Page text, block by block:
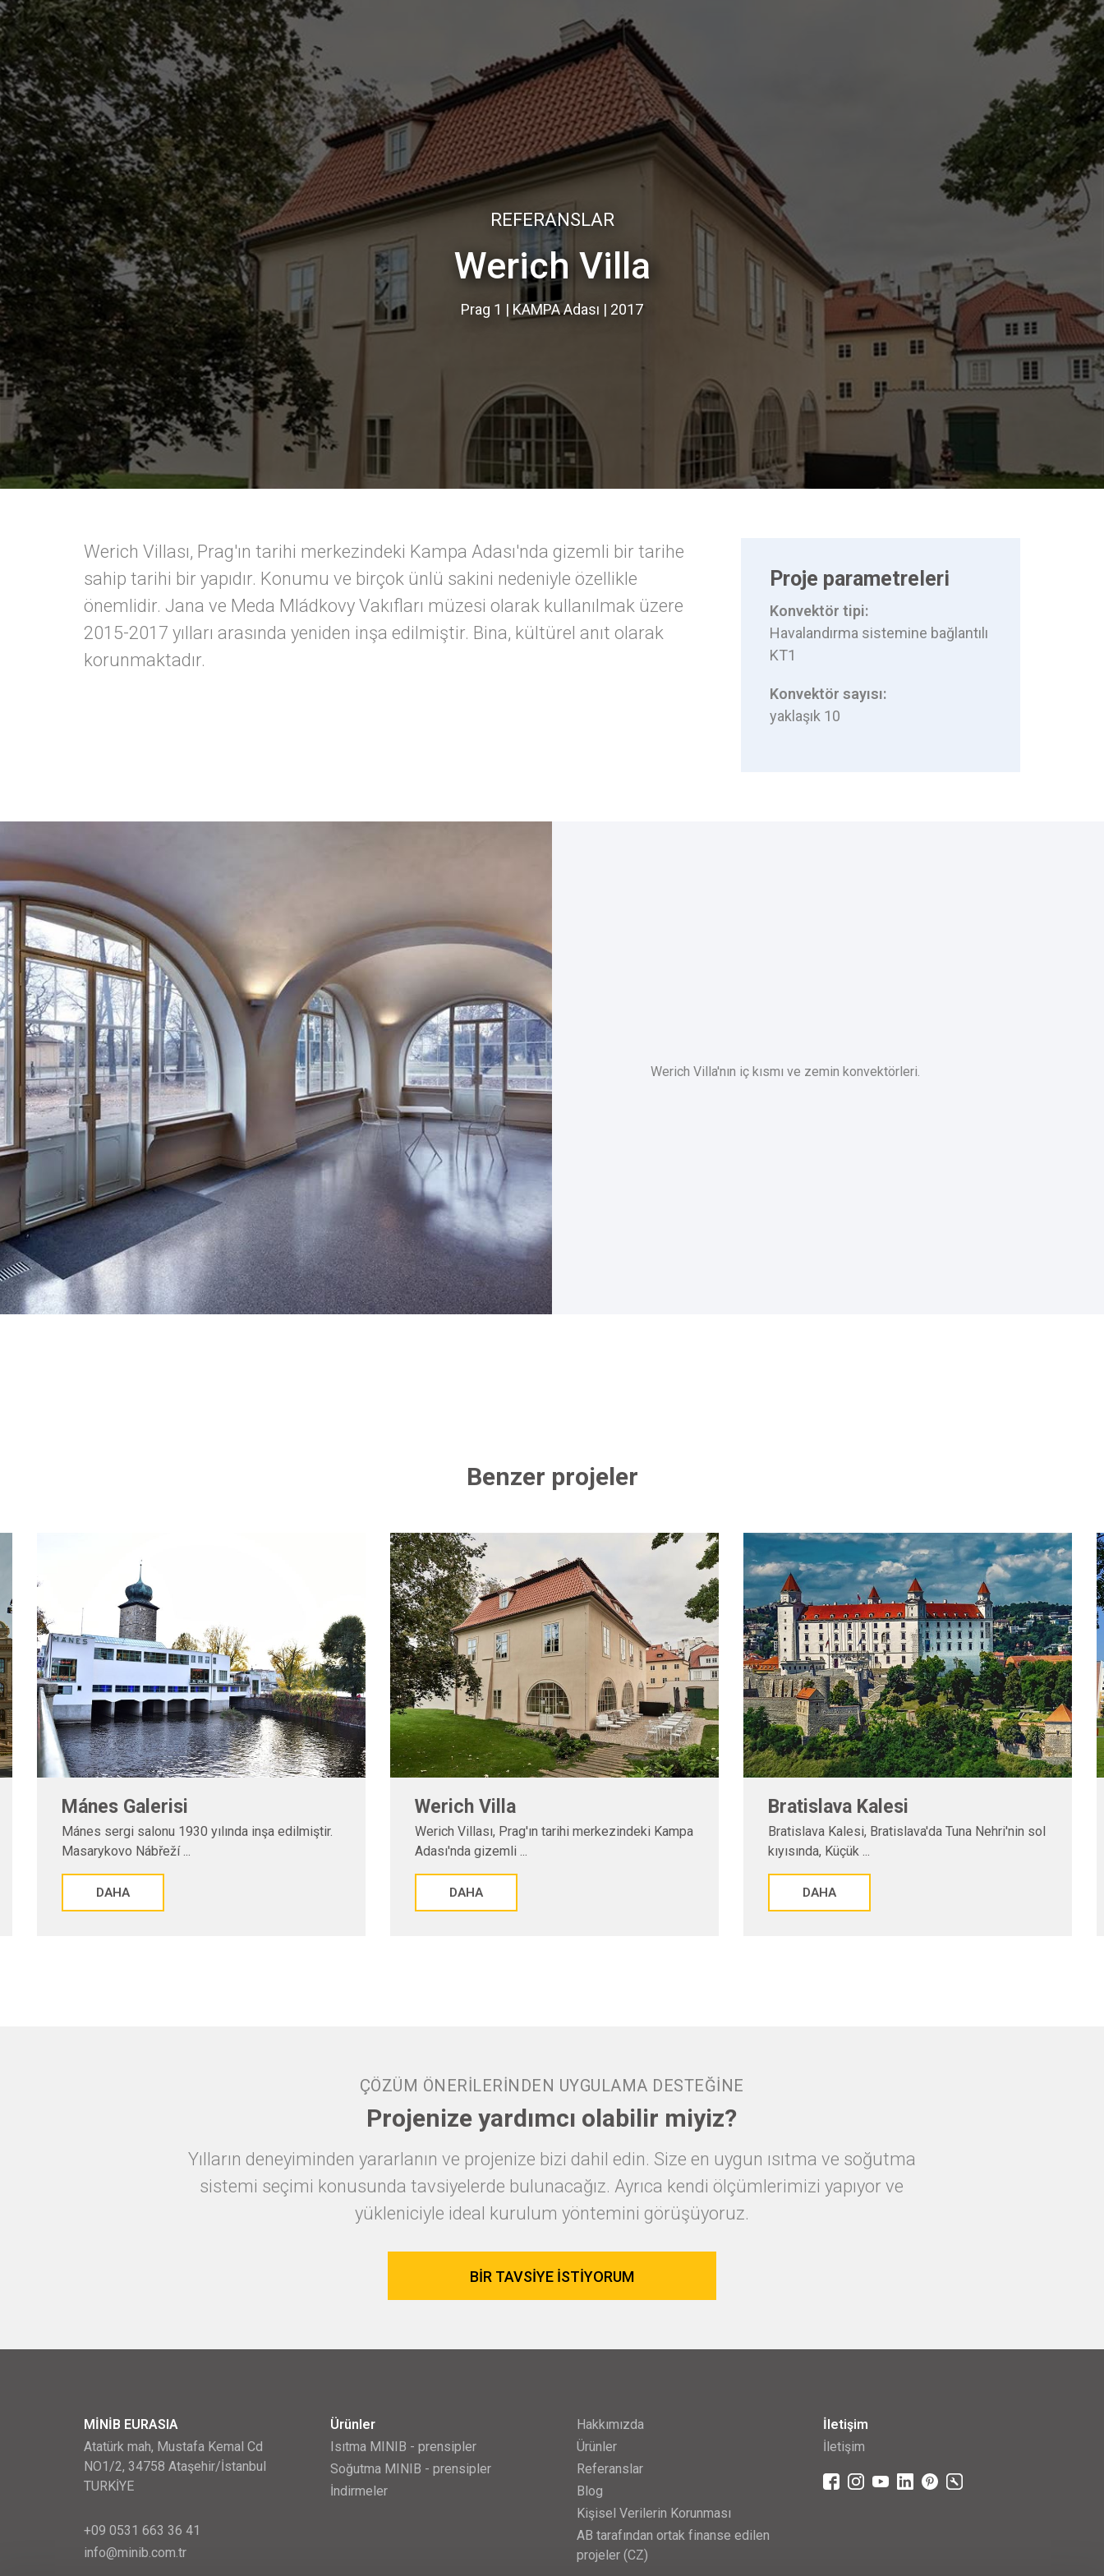
REFERANSLAR
Werich Villa
Prag 1 | KAMPA Adası | 2017
Werich Villası, Prag'ın tarihi merkezindeki Kampa Adası'nda gizemli bir tarihe
sahip tarihi bir yapıdır. Konumu ve birçok ünlü sakini nedeniyle özellikle
önemlidir. Jana ve Meda Mládkovy Vakıfları müzesi olarak kullanılmak üzere
2015-2017 yılları arasında yeniden inşa edilmiştir. Bina, kültürel anıt olarak
korunmaktadır.
Proje parametreleri
Konvektör tipi:
Havalandırma sistemine bağlantılı
KT1
Konvektör sayısı:
yaklaşık 10
Werich Villa'nın iç kısmı ve zemin konvektörleri.
Benzer projeler
Werich Villa
Werich Villası, Prag'ın tarihi merkezindeki Kampa
Adası'nda gizemli ...
DAHA
Bratislava Kalesi
Bratislava Kalesi, Bratislava'da Tuna Nehri'nin sol
kıyısında, Küçük ...
DAHA
Lučenec Sinagogu
Lučenec Sinagogu, Güney Slovakya'da bulunan
Art Nouveau tarzında bir ...
DAHA
ÇÖZÜM ÖNERİLERİNDEN UYGULAMA DESTEĞİNE
Projenize yardımcı olabilir miyiz?
Yılların deneyiminden yararlanın ve projenize bizi dahil edin. Size en uygun ısıtma ve soğutma
sistemi seçimi konusunda tavsiyelerde bulunacağız. Ayrıca kendi ölçümlerimizi yapıyor ve
yükleniciyle ideal kurulum yöntemini görüşüyoruz.
BIR TAVSIYE ISTIYORUM
MİNİB EURASIA
Atatürk mah, Mustafa Kemal Cd
NO1/2, 34758 Ataşehir/İstanbul
TURKİYE
+09 0531 663 36 41
info@minib.com.tr
Ürünler
Isıtma MINIB - prensipler
Soğutma MINIB - prensipler
İndirmeler
Hakkımızda
Ürünler
Referanslar
Blog
Kişisel Verilerin Korunması
AB tarafından ortak finanse edilen
projeler (CZ)
İletişim
İletişim